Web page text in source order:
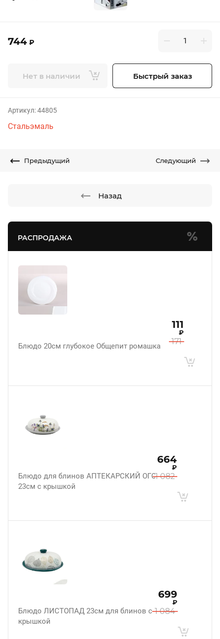
РАСПРОДАЖА
Блюдо 20см глубокое Общепит ромашка 171
111
₽
Блюдо для блинов АПТЕКАРСКИЙ ОГОРОД
23см с крышкой
1 082
664
₽
Блюдо ЛИСТОПАД 23см для блинов с
крышкой
1 084
699
₽
744 ₽
Нет в наличии Быстрый заказ
Артикул:44805
Стальэмаль
Предыдущий Следующий
Назад